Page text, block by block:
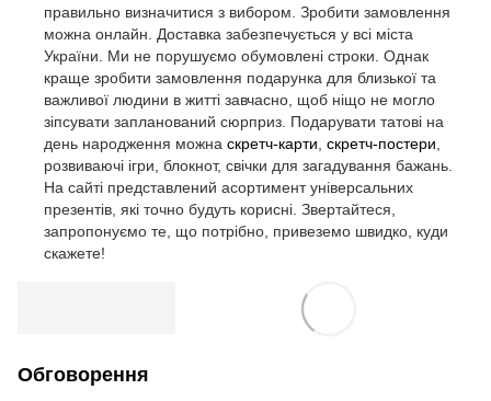
правильно визначитися з вибором. Зробити замовлення
можна онлайн. Доставка забезпечується у всі міста
України. Ми не порушуємо обумовлені строки. Однак
краще зробити замовлення подарунка для близької та
важливої людини в житті завчасно, щоб ніщо не могло
зіпсувати запланований сюрприз. Подарувати татові на
день народження можна скретч-карти скретч-постери
розвиваючі ігри, блокнот, свічки для загадування бажань.
На сайті представлений асортимент універсальних
презентів, які точно будуть корисні. Звертайтеся,
запропонуємо те, що потрібно, привеземо швидко, куди
скажете!
Обговорення